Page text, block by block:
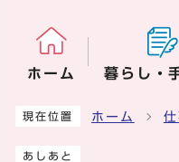
ホーム 暮らし・
ここから本文です
現在位置 ホーム
あしあと